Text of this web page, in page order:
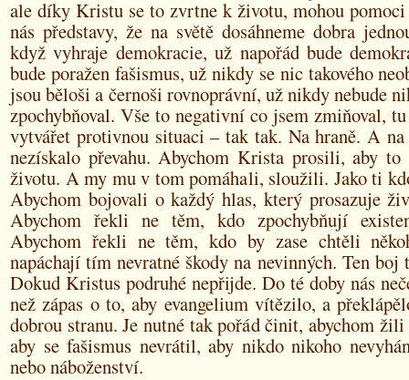
ale díky Kristu se to zvrtne k životu, mohou
nás představy, že na světě dosáhneme dobra
když vyhraje demokracie, už napořád bude
bude poražen fašismus, už nikdy se nic takového
jsou běloši a černoši rovnoprávní, už nikdy nebude
zpochybňoval. Vše to negativní co jsem zmiňoval,
vytvářet protivnou situaci – tak tak. Na hraně. A
nezískalo převahu. Abychom Krista prosili, aby
životu. A my mu v tom pomáhali, sloužili. Jako ti
Abychom bojovali o každý hlas, který prosazuje
Abychom řekli ne těm, kdo zpochybňují
Abychom řekli ne těm, kdo by zase chtěli
napáchají tím nevratné škody na nevinných. Ten boj
Dokud Kristus podruhé nepřijde. Do té doby nás
než zápas o to, aby evangelium vítězilo, a
dobrou stranu. Je nutné tak pořád činit, abychom
aby se fašismus nevrátil, aby nikdo nikoho
nebo náboženství.